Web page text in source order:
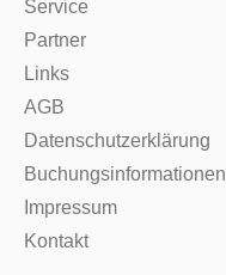
Service
Partner
Links
AGB
Datenschutzerklärung
Buchungsinformationen
Impressum
Kontakt